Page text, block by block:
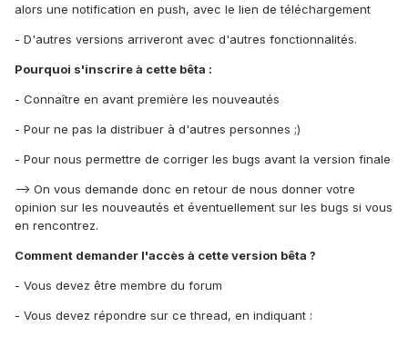
alors une notification en push, avec le lien de téléchargement
- D'autres versions arriveront avec d'autres fonctionnalités.
Pourquoi s'inscrire à cette bêta :
- Connaître en avant première les nouveautés
- Pour ne pas la distribuer à d'autres personnes ;)
- Pour nous permettre de corriger les bugs avant la version finale
--> On vous demande donc en retour de nous donner votre
opinion sur les nouveautés et éventuellement sur les bugs si vous
en rencontrez.
Comment demander l'accès à cette version bêta ?
- Vous devez être membre du forum
- Vous devez répondre sur ce thread, en indiquant :